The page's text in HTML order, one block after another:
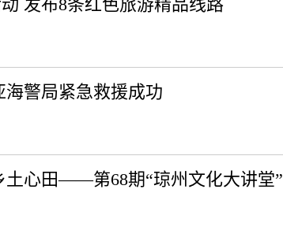
发布8条红色旅游精品线路
警局紧急救援成功
土心田——第68期“琼州文化大讲堂”